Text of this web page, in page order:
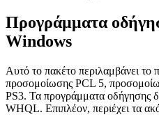
Προγράμματα
Windows
Αυτό το πακέτο περιλαμβάνει
προσομοίωσης PCL 5,
PS3. Τα προγράμματα οδήγησης
WHQL. Επιπλέον, περιέχει τα